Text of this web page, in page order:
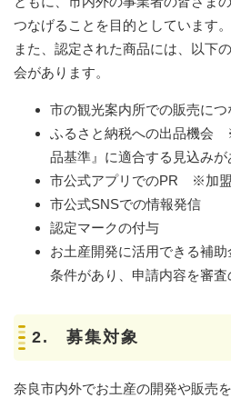
つなげることを目的としています。
また、認定された商品には、以下
会があります。
市の観光案内所での販売につ
ふるさと納税への出品機会
品基準』に適合する見込みが
市公式アプリでのPR ※加
市公式SNSでの情報発信
認定マークの付与
お土産開発に活用できる補
条件があり、申請内容を審査
2. 募集対象
奈良市内外でお土産の開発や販売